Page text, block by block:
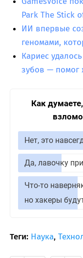
Park The Stick
ИИ впервые
геномами,
Кариес
зубов — помог
Как
Нет, это
Да, лавочку
Что-то
но хакеры
Теги: Наука,